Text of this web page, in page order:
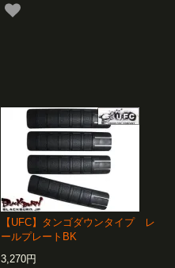
【UFC】タンゴダウンタイプ レ
ールプレートBK
3,270円